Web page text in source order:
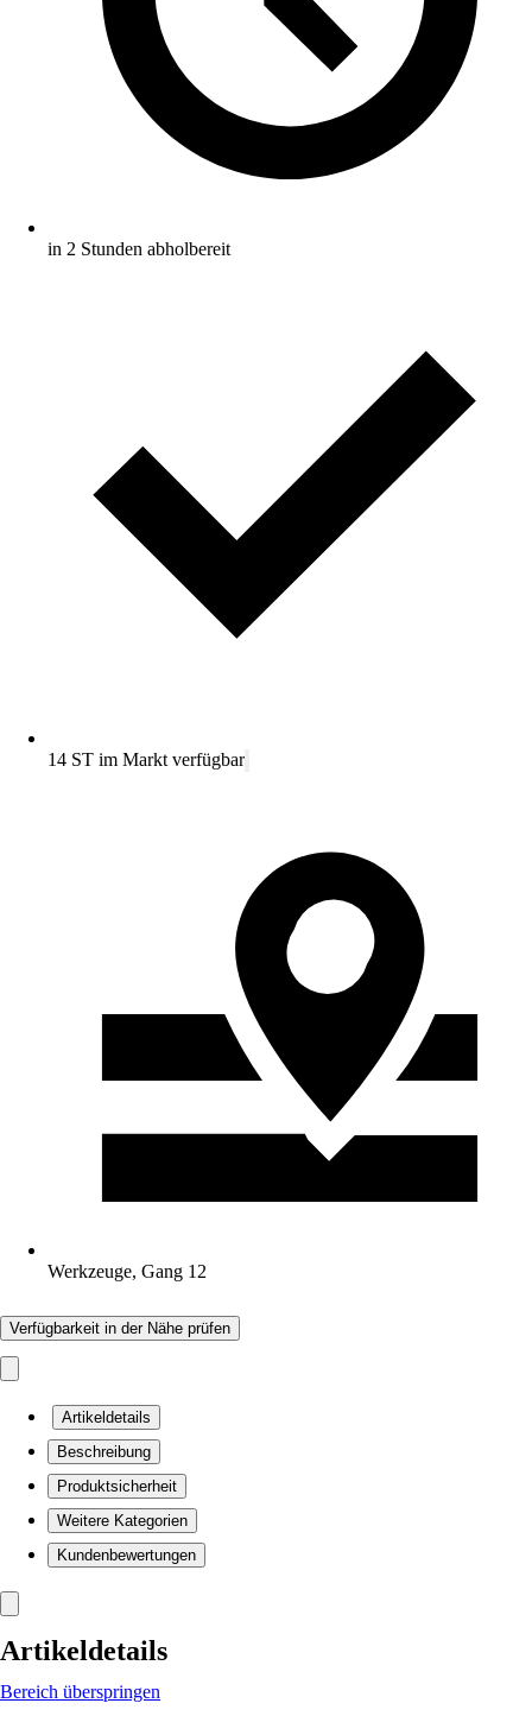
in 2 Stunden abholbereit
14 ST im Markt verfügbar
Werkzeuge, Gang 12
Verfügbarkeit in der Nähe prüfen
Artikeldetails
Beschreibung
Produktsicherheit
Weitere Kategorien
Kundenbewertungen
Artikeldetails
Bereich überspringen